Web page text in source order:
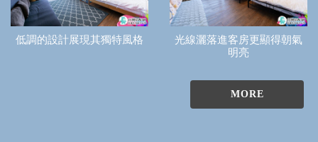
低調的設計展現其獨特風格
光線灑落進客房更顯得朝氣
明亮
MORE